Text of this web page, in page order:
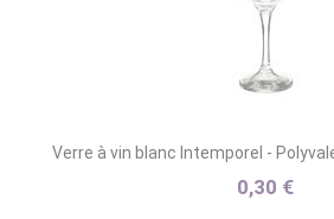
Verre à vin blanc Intemporel -
0,30 €